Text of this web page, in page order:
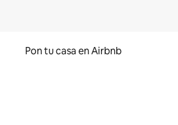
Pon tu casa en Airbnb